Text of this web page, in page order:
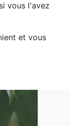
si vous l'avez
et vous